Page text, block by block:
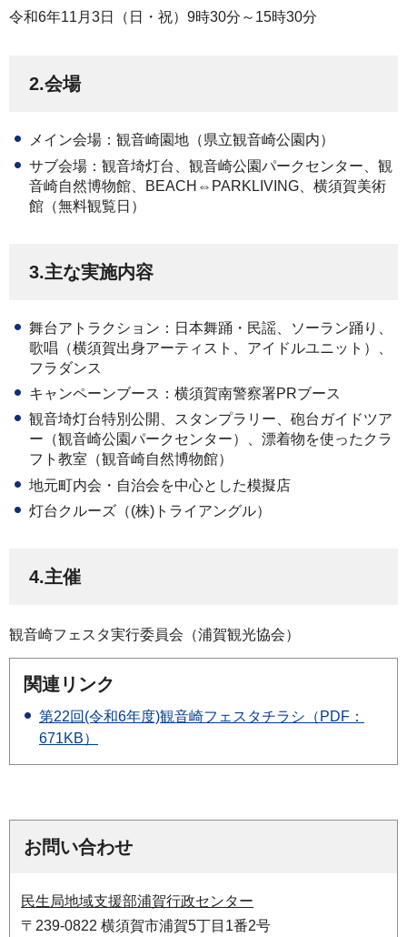
令和6年11月3日（日・祝）9時30分～15時30分
2.会場
メイン会場：観音崎園地（県立観音崎公園内）
サブ会場：観音埼灯台、観音崎公園パークセンター、観
音崎自然博物館、BEACH⇔PARKLIVING、横須賀美術
館（無料観覧日）
3.主な実施内容
舞台アトラクション：日本舞踊・民謡、ソーラン踊り、
歌唱（横須賀出身アーティスト、アイドルユニット）、
フラダンス
キャンペーンブース：横須賀南警察署PRブース
観音埼灯台特別公開、スタンプラリー、砲台ガイドツア
ー（観音崎公園パークセンター）、漂着物を使ったクラ
フト教室（観音崎自然博物館）
地元町内会・自治会を中心とした模擬店
灯台クルーズ（(株)トライアングル）
4.主催
観音崎フェスタ実行委員会（浦賀観光協会）
関連リンク
第22回(令和6年度)観音崎フェスタチラシ（PDF：
671KB）
お問い合わせ
民生局地域支援部浦賀行政センター
〒239-0822 横須賀市浦賀5丁目1番2号